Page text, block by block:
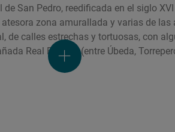
San Pedro, reedificada en el siglo
zona amurallada y varias de las
de calles estrechas y tortuosas, con
Real El Paso (entre Úbeda,